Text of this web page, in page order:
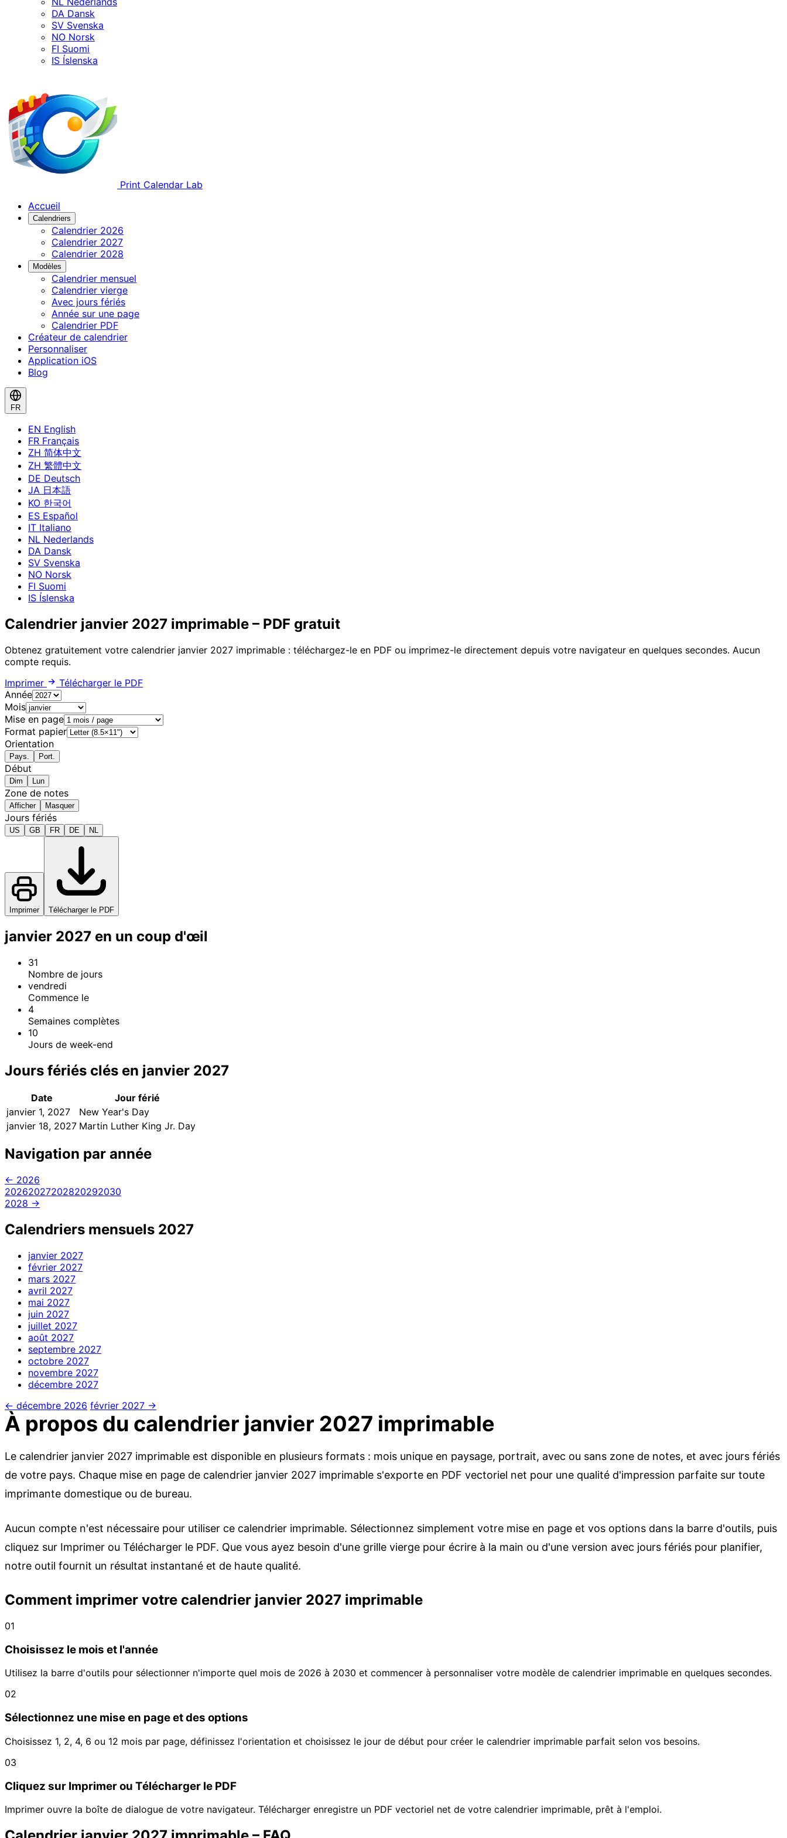
DA Dansk
SV Svenska
NO Norsk
FI Suomi
IS Íslenska
Print Calendar Lab
Accueil
Calendriers
Calendrier 2026
Calendrier 2027
Calendrier 2028
Modèles
Calendrier mensuel
Calendrier vierge
Avec jours fériés
Année sur une page
Calendrier PDF
Créateur de calendrier
Personnaliser
Application iOS
Blog
FR
EN English
FR Français
ZH 简体中文
ZH 繁體中文
DE Deutsch
JA 日本語
KO 한국어
ES Español
IT Italiano
NL Nederlands
DA Dansk
SV Svenska
NO Norsk
FI Suomi
IS Íslenska
Calendrier janvier 2027 imprimable – PDF gratuit
Obtenez gratuitement votre calendrier janvier 2027 imprimable : téléchargez-le en PDF ou imprimez-le directement depuis votre navigateur en quelques secondes. Aucun
compte requis.
Imprimer
Télécharger le PDF
Année
Mois
Mise en page
Format papier
Orientation
Pays. Port.
Début
Dim Lun
Zone de notes
Afficher Masquer
Jours fériés
US GB FR DE NL
Imprimer Télécharger le PDF
janvier 2027 en un coup d'œil
31
Nombre de jours
vendredi
Commence le
4
Semaines complètes
10
Jours de week-end
Jours fériés clés en janvier 2027
Date
Jour férié
janvier 1, 2027
New Year's Day
janvier 18, 2027 Martin Luther King Jr. Day
Navigation par année
← 2026
20262027202820292030
2028 →
Calendriers mensuels 2027
janvier 2027
février 2027
mars 2027
avril 2027
mai 2027
juin 2027
juillet 2027
août 2027
septembre 2027
octobre 2027
novembre 2027
décembre 2027
← décembre 2026 février 2027 →
À propos du calendrier janvier 2027 imprimable
Le calendrier janvier 2027 imprimable est disponible en plusieurs formats : mois unique en paysage, portrait, avec ou sans zone de notes, et avec jours fériés
de votre pays. Chaque mise en page de calendrier janvier 2027 imprimable s'exporte en PDF vectoriel net pour une qualité d'impression parfaite sur toute
imprimante domestique ou de bureau.
Aucun compte n'est nécessaire pour utiliser ce calendrier imprimable. Sélectionnez simplement votre mise en page et vos options dans la barre d'outils, puis
cliquez sur Imprimer ou Télécharger le PDF. Que vous ayez besoin d'une grille vierge pour écrire à la main ou d'une version avec jours fériés pour planifier,
notre outil fournit un résultat instantané et de haute qualité.
Comment imprimer votre calendrier janvier 2027 imprimable
01
Choisissez le mois et l'année
Utilisez la barre d'outils pour sélectionner n'importe quel mois de 2026 à 2030 et commencer à personnaliser votre modèle de calendrier imprimable en quelques secondes.
02
Sélectionnez une mise en page et des options
Choisissez 1, 2, 4, 6 ou 12 mois par page, définissez l'orientation et choisissez le jour de début pour créer le calendrier imprimable parfait selon vos besoins.
03
Cliquez sur Imprimer ou Télécharger le PDF
Imprimer ouvre la boîte de dialogue de votre navigateur. Télécharger enregistre un PDF vectoriel net de votre calendrier imprimable, prêt à l'emploi.